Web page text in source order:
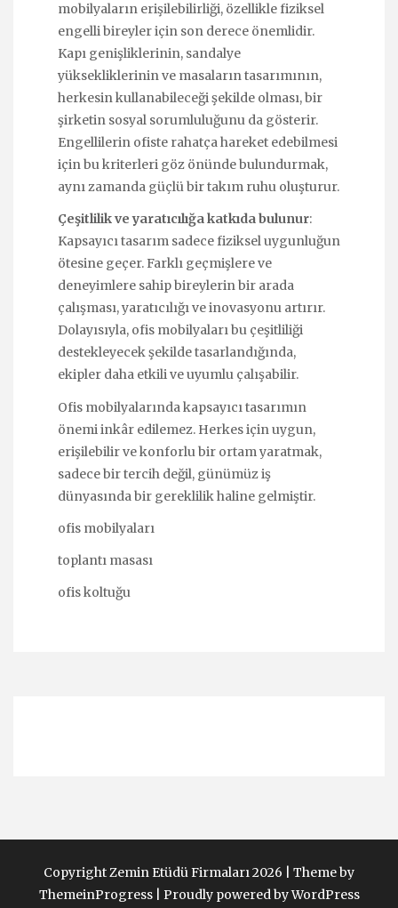
mobilyaların erişilebilirliği, özellikle fiziksel
engelli bireyler için son derece önemlidir.
Kapı genişliklerinin, sandalye
yüksekliklerinin ve masaların tasarımının,
herkesin kullanabileceği şekilde olması, bir
şirketin sosyal sorumluluğunu da gösterir.
Engellilerin ofiste rahatça hareket edebilmesi
için bu kriterleri göz önünde bulundurmak,
aynı zamanda güçlü bir takım ruhu oluşturur.
Çeşitlilik ve yaratıcılığa katkıda bulunur:
Kapsayıcı tasarım sadece fiziksel uygunluğun
ötesine geçer. Farklı geçmişlere ve
deneyimlere sahip bireylerin bir arada
çalışması, yaratıcılığı ve inovasyonu artırır.
Dolayısıyla, ofis mobilyaları bu çeşitliliği
destekleyecek şekilde tasarlandığında,
ekipler daha etkili ve uyumlu çalışabilir.
Ofis mobilyalarında kapsayıcı tasarımın
önemi inkâr edilemez. Herkes için uygun,
erişilebilir ve konforlu bir ortam yaratmak,
sadece bir tercih değil, günümüz iş
dünyasında bir gereklilik haline gelmiştir.
ofis mobilyaları
toplantı masası
ofis koltuğu
Copyright Zemin Etüdü Firmaları 2026 | Theme by
ThemeinProgress| Proudly powered by WordPress